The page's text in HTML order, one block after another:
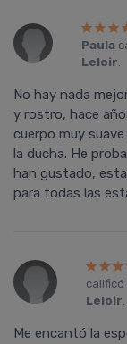
Paula
Leloir.
No hay nada
y rostro, hace
cuerpo muy
la ducha. He
han gustado,
para todas las
calificó
Leloir.
Me encantó la